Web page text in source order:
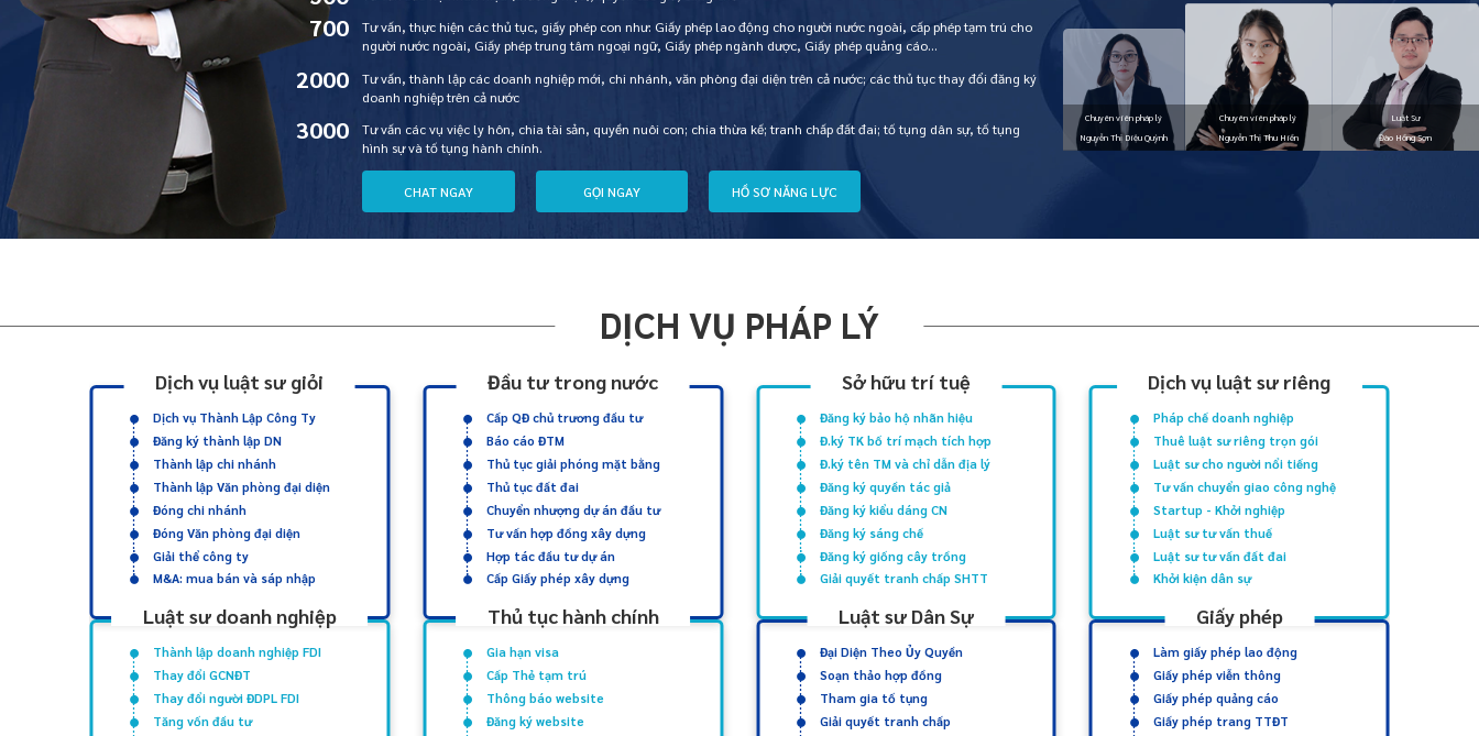
700
Tư vấn, thực hiện các thủ tục, giấy phép con như: Giấy phép lao động cho người nước ngoài, cấp phép tạm trú cho
người nước ngoài, Giấy phép trung tâm ngoại ngữ, Giấy phép ngành dược, Giấy phép quảng cáo…
2000
Tư vấn, thành lập các doanh nghiệp mới, chi nhánh, văn phòng đại diện trên cả nước; các thủ tục thay đổi đăng ký
doanh nghiệp trên cả nước
3000
Tư vấn các vụ việc ly hôn, chia tài sản, quyền nuôi con; chia thừa kế; tranh chấp đất đai; tố tụng dân sự, tố tụng
hình sự và tố tụng hành chính.
CHATNGAY GỌI NGAY HỒ SƠ NĂNG LỰC
DỊCH VỤ PHÁP LÝ
Dịch vụ luật sư giỏi
Dịch vụ Thành Lập Công Ty
Đăng ký thành lập DN
Thành lập chi nhánh
Thành lập Văn phòng đại diện
Đóng chi nhánh
Đóng Văn phòng đại diện
Giải thể công ty
M&A: mua bán và sáp nhập
Luật sư doanh nghiệp
Thành lập doanh nghiệp FDI
Thay đổi GCNĐT
Thay đổi người ĐDPL FDI
Tăng vốn đầu tư
Đầu tư trong nước
Cấp QĐ chủ trương đầu tư
Báo cáo ĐTM
Thủ tục giải phóng mặt bằng
Thủ tục đất đai
Chuyển nhượng dự án đầu tư
Tư vấn hợp đồng xây dựng
Hợp tác đầu tư dự án
Cấp Giấy phép xây dựng
Thủ tục hành chính
Gia hạn visa
Cấp Thẻ tạm trú
Thông báo website
Đăng ký website
Sở hữu trí tuệ
Đăng ký bảo hộ nhãn hiệu
Đ.ký TK bố trí mạch tích hợp
Đ.ký tên TM và chỉ dẫn địa lý
Đăng ký quyền tác giả
Đăng ký kiểu dáng CN
Đăng ký sáng chế
Đăng ký giống cây trồng
Giải quyết tranh chấp SHTT
Luật sư Dân Sự
Đại Diện Theo Ủy Quyền
Soạn thảo hợp đồng
Tham gia tố tụng
Giải quyết tranh chấp
Dịch vụ luật sư riêng
Pháp chế doanh nghiệp
Thuê luật sư riêng trọn gói
Luật sư cho người nổi tiếng
Tư vấn chuyển giao công nghệ
Startup - Khởi nghiệp
Luật sư tư vấn thuế
Luật sư tư vấn đất đai
Khởi kiện dân sự
Giấy phép
Làm giấy phép lao động
Giấy phép viễn thông
Giấy phép quảng cáo
Giấy phép trang TTĐT